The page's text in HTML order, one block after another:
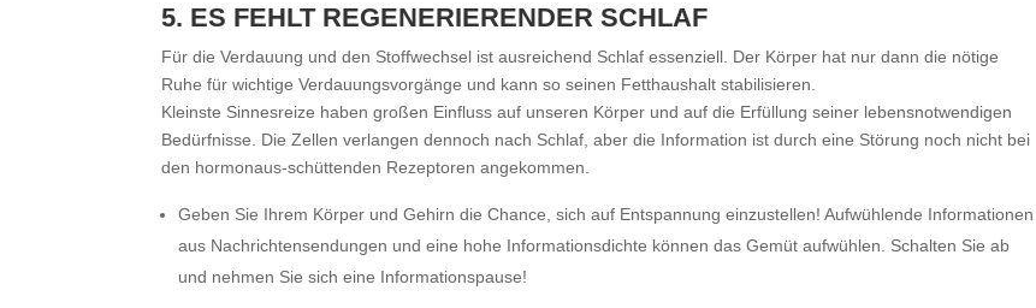
5. ES FEHLT REGENERIERENDER SCHLAF
Für die Verdauung und den Stoffwechsel ist ausreichend Schlaf essenziell. Der Körper hat nur dann die nötige
Ruhe für wichtige Verdauungsvorgänge und kann so seinen Fetthaushalt stabilisieren.
Kleinste Sinnesreize haben großen Einfluss auf unseren Körper und auf die Erfüllung seiner lebensnotwendigen
Bedürfnisse. Die Zellen verlangen dennoch nach Schlaf, aber die Information ist durch eine Störung noch nicht bei
den hormonaus-schüttenden Rezeptoren angekommen.
Geben Sie Ihrem Körper und Gehirn die Chance, sich auf Entspannung einzustellen! Aufwühlende Informationen
aus Nachrichtensendungen und eine hohe Informationsdichte können das Gemüt aufwühlen. Schalten Sie ab
und nehmen Sie sich eine Informationspause!